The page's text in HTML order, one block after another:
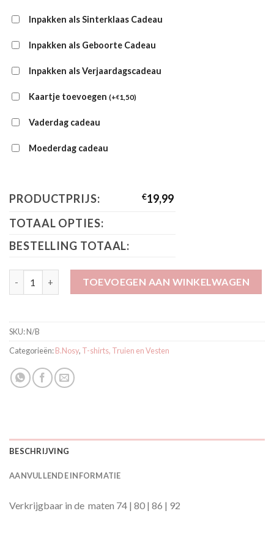
Inpakken als Sinterklaas Cadeau
Inpakken als Geboorte Cadeau
Inpakken als Verjaardagscadeau
Kaartje toevoegen (+€1,50)
Vaderdag cadeau
Moederdag cadeau
PRODUCTPRIJS: €19,99
TOTAAL OPTIES:
BESTELLING TOTAAL:
B.Nosy Flair Shirt Thali Stripe Y602-7437 916 aantal
TOEVOEGEN AAN WINKELWAGEN
SKU:N/B
Categorieën:B.Nosy, T-shirts, Truien en Vesten
BESCHRIJVING
AANVULLENDE INFORMATIE
Verkrijgbaar in de maten 74 | 80 | 86 | 92